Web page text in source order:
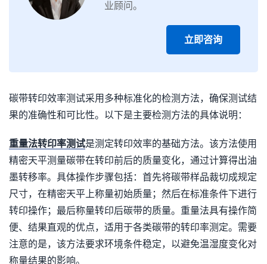
业顾问。
立即咨询
碳带转印效率测试采用多种标准化的检测方法，确保测试结
果的准确性和可比性。以下是主要检测方法的具体说明：
重量法转印率测试是测定转印效率的基础方法。该方法使用
精密天平测量碳带在转印前后的质量变化，通过计算得出油
墨转移率。具体操作步骤包括：首先将碳带样品裁切成规定
尺寸，在精密天平上称量初始质量；然后在标准条件下进行
转印操作；最后称量转印后碳带的质量。重量法具有操作简
便、结果直观的优点，适用于各类碳带的转印率测定。需要
注意的是，该方法要求环境条件稳定，以避免温湿度变化对
称量结果的影响。